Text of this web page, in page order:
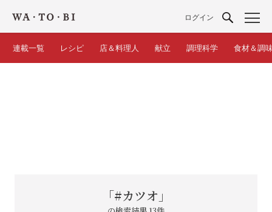
ログイン
連載一覧 レシピ 店＆料理人 献立 調理科学 食材＆調
「#カツオ」